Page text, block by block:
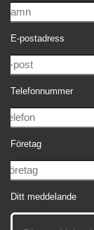
E-postadress
Telefonnummer
Företag
Ditt meddelande